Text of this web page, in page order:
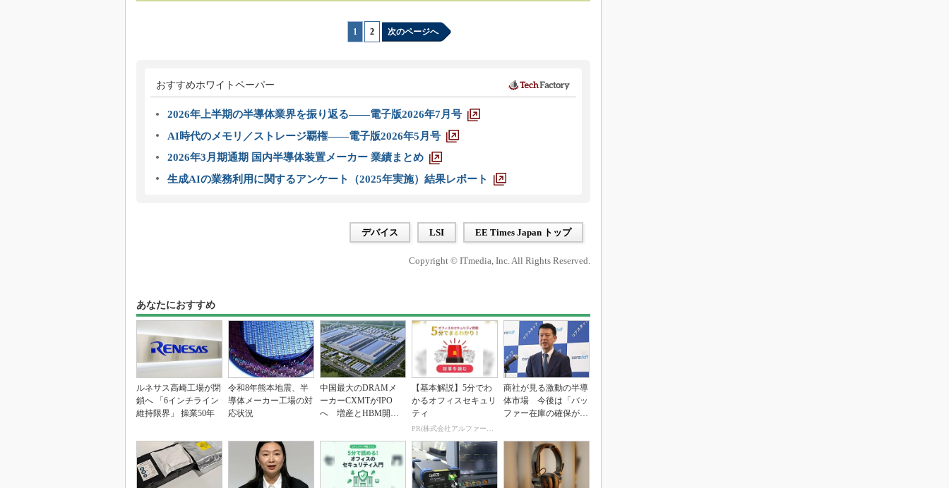
1 2 次のページへ
おすすめホワイトペーパー
2026年上半期の半導体業界を振り返る――電子版2026年7月号
AI時代のメモリ／ストレージ覇権――電子版2026年5月号
2026年3月期通期 国内半導体装置メーカー 業績まとめ
生成AIの業務利用に関するアンケート（2025年実施）結果レポート
デバイス LSI EE Times Japan トップ
Copyright © ITmedia, Inc. All Rights Reserved.
あなたにおすすめ
ルネサス高崎工場が閉
鎖へ 「6インチライン
維持限界」 操業50年
令和8年熊本地震、半
導体メーカー工場の対
応状況
中国最大のDRAMメ
ーカーCXMTがIPO
へ 増産とHBM開発
【基本解説】5分でわ
かるオフィスセキュリ
ティ
PR(株式会社アルファーテクノ)
商社が見る激動の半導
体市場 今後は「バッ
ファー在庫の確保が重